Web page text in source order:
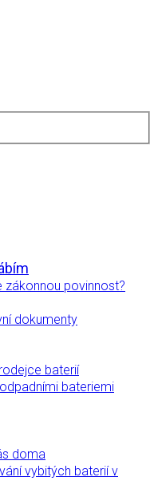
zákonnou povinnost?
dokumenty
baterií
bateriemi
doma
vybitých baterií v